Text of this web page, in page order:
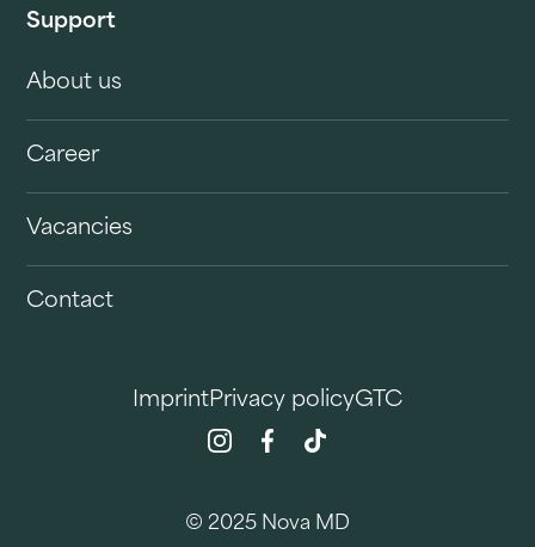
Support
About us
Career
Vacancies
Contact
ImprintPrivacy policyGTC
© 2025 Nova MD